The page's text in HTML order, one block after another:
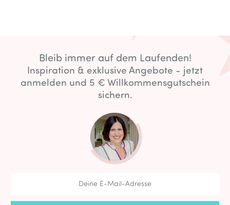
Bleib immer auf dem Laufenden!
Inspiration & exklusive Angebote - jetzt
anmelden und 5 € Willkommensgutschein
sichern.